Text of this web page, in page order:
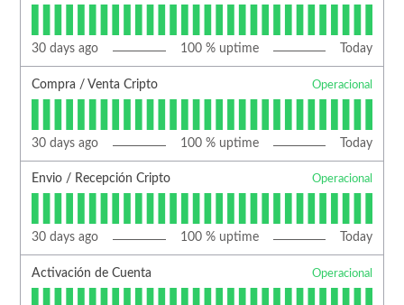
30 days ago 100% uptime Today
Compra / Venta Cripto Operacional
30 days ago 100% uptime Today
Envio / Recepción Cripto Operacional
30 days ago 100% uptime Today
Activación de Cuenta Operacional